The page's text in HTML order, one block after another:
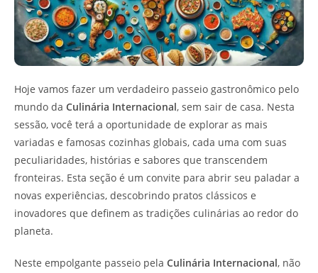
Hoje vamos fazer um verdadeiro passeio gastronômico pelo
mundo da Culinária Internacional, sem sair de casa. Nesta
sessão, você terá a oportunidade de explorar as mais
variadas e famosas cozinhas globais, cada uma com suas
peculiaridades, histórias e sabores que transcendem
fronteiras. Esta seção é um convite para abrir seu paladar a
novas experiências, descobrindo pratos clássicos e
inovadores que definem as tradições culinárias ao redor do
planeta.
Neste empolgante passeio pela Culinária Internacional, não